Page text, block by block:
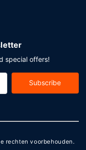
special offers!
Subscribe
rechten voorbehouden.